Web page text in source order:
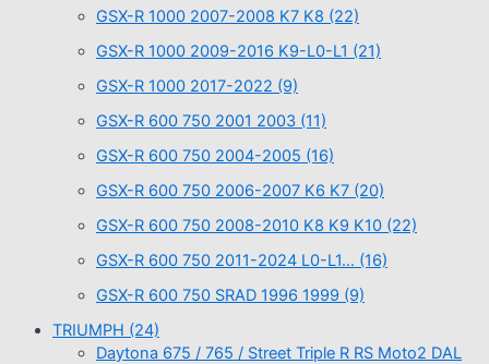
GSX-R 1000 2007-2008 K7 K8 (22)
GSX-R 1000 2009-2016 K9-L0-L1 (21)
GSX-R 1000 2017-2022 (9)
GSX-R 600 750 2001 2003 (11)
GSX-R 600 750 2004-2005 (16)
GSX-R 600 750 2006-2007 K6 K7 (20)
GSX-R 600 750 2008-2010 K8 K9 K10 (22)
GSX-R 600 750 2011-2024 L0-L1… (16)
GSX-R 600 750 SRAD 1996 1999 (9)
TRIUMPH (24)
Daytona 675 / 765 / Street Triple R RS Moto2 DAL